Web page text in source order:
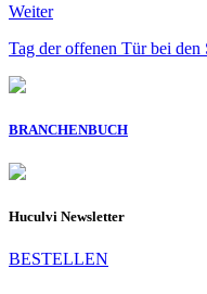
Weiter
Tag der offenen Tür bei den
BRANCHENBUCH
Huculvi Newsletter
BESTELLEN